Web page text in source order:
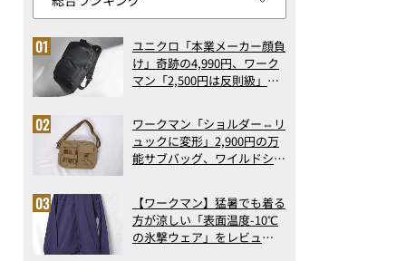
ユニクロ「本業メーカー顔負
け」奇跡の4,990円、ワーク
マン「2,500円は反則級」凄
ト3】（2026年6月版）
ワークマン「ショルダー⇔リ
ュックに変形」2,900円の万
能サブバッグ、ワイルドシン
記事ランキングベスト3】
（2026年6月版）
【ワークマン】猛暑でも着る
方が涼しい「表面温度-10℃
の氷撃ウェア」をレビュ